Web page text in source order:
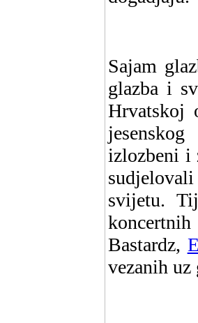
Sajam
glazba i
Hrvatskoj
izlozbeni i
svijetu.
Bastardz,
vezanih uz